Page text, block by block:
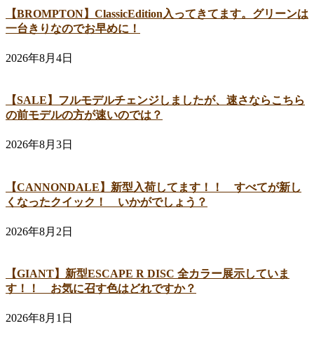
【BROMPTON】ClassicEdition入ってきてます。グリーンは
一台きりなのでお早めに！
2026年8月4日
【SALE】フルモデルチェンジしましたが、速さならこちら
の前モデルの方が速いのでは？
2026年8月3日
【CANNONDALE】新型入荷してます！！ すべてが新し
くなったクイック！ いかがでしょう？
2026年8月2日
【GIANT】新型ESCAPE R DISC 全カラー展示していま
す！！ お気に召す色はどれですか？
2026年8月1日